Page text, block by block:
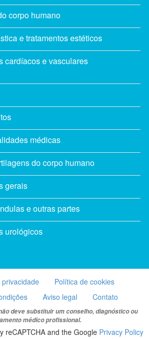
corpo humano
e tratamentos estéticos
cardíacos e vasculares
médicas
do corpo humano
gerais
e outras partes
urológicos
Política de cookies
Aviso legal Contato
deve substituir um conselho, diagnóstico ou
médico profissional.
reCAPTCHA and the Google Privacy Policy